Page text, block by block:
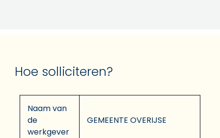
Hoe solliciteren?
Naam van
de
werkgever
GEMEENTE OVERIJSE